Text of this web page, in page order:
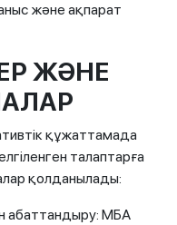
және ақпарат
ЖӘНЕ
құжаттамада
талаптарға
қолданылады:
абаттандыру: МБА